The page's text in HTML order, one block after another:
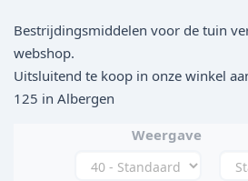
Bestrijdingsmiddelen voor de tuin
webshop.
Uitsluitend te koop in onze winkel
125 in Albergen
Weergave